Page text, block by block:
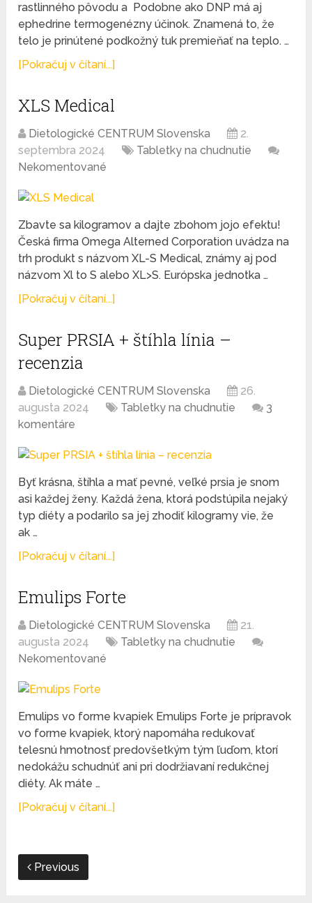
rastlinného pôvodu a Podobne ako DNP má aj
ephedrine termogenézny účinok. Znamená to, že
telo je prinútené podkožný tuk premieňať na teplo. …
[Pokračuj v čítaní...]
XLS Medical
Dietologické CENTRUM Slovenska
2.
septembra 2024
Tabletky na chudnutie
Nekomentované
Zbavte sa kilogramov a dajte zbohom jojo efektu!
Česká firma Omega Alterned Corporation uvádza na
trh produkt s názvom XL-S Medical, známy aj pod
názvom Xl to S alebo XL>S. Európska jednotka …
[Pokračuj v čítaní...]
Super PRSIA + štíhla línia –
recenzia
Dietologické CENTRUM Slovenska
26.
augusta 2024
Tabletky na chudnutie
3
komentáre
Byť krásna, štíhla a mať pevné, veľké prsia je snom
asi každej ženy. Každá žena, ktorá podstúpila nejaký
typ diéty a podarilo sa jej zhodiť kilogramy vie, že
ak …
[Pokračuj v čítaní...]
Emulips Forte
Dietologické CENTRUM Slovenska
21.
augusta 2024
Tabletky na chudnutie
Nekomentované
Emulips vo forme kvapiek Emulips Forte je prípravok
vo forme kvapiek, ktorý napomáha redukovať
telesnú hmotnosť predovšetkým tým ľuďom, ktorí
nedokážu schudnúť ani pri dodržiavaní redukčnej
diéty. Ak máte …
[Pokračuj v čítaní...]
Previous